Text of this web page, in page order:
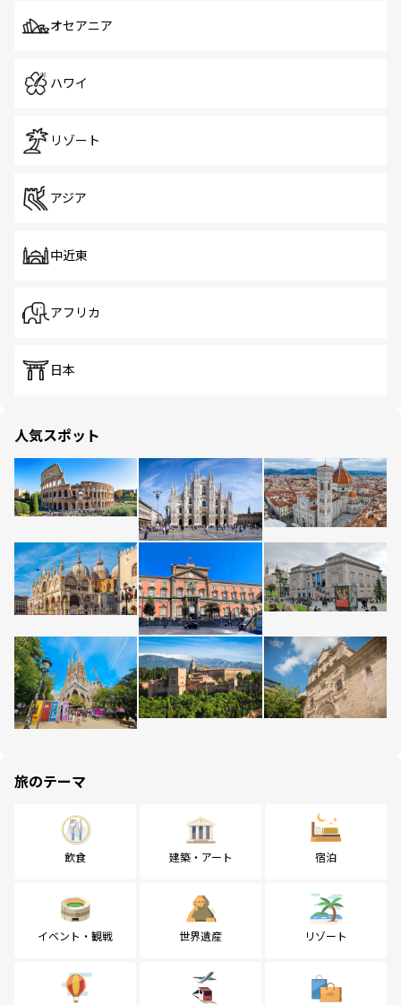
オセアニア
ハワイ
リゾート
アジア
中近東
アフリカ
日本
人気スポット
旅のテーマ
飲食 建築・アート 宿泊
イベント・観戦 世界遺産 リゾート